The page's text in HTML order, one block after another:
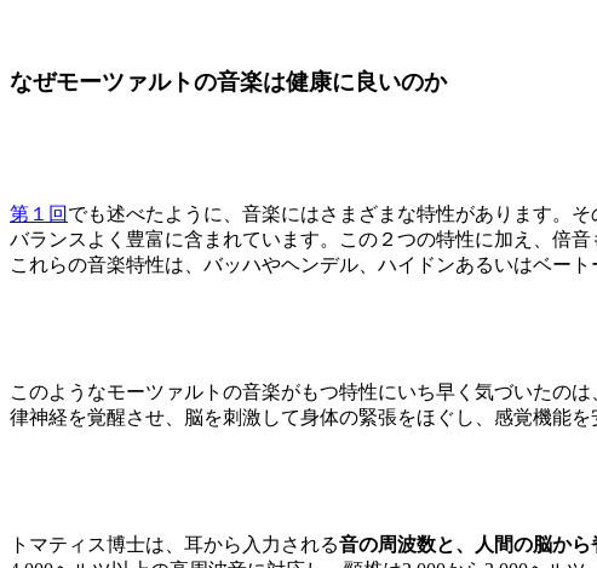
なぜモーツァルトの音楽は健康に良いのか
第１回 でも述べたように、音楽にはさまざまな特性があります。
バランスよく豊富に含まれています。この２つの特性に加え、倍
これらの音楽特性は、バッハやヘンデル、ハイドンあるいはベー
このようなモーツァルトの音楽がもつ特性にいち早く気づいたの
律神経を覚醒させ、脳を刺激して身体の緊張をほぐし、感覚機能
トマティス博士は、耳から入力される音の周波数と、人間の脳か